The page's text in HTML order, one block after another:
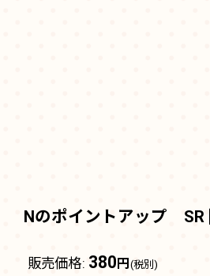
Nのポイントアップ SR
販売価格: 380 円 (税別)